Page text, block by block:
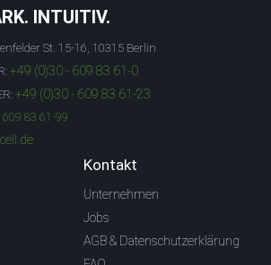
INTUITIV.
St. 15-16, 10315 Berlin
+49 (0)30 - 609 83 61-0
+49 (0)30 - 609 83 61-23
83 61-99
Kontakt
Unternehmen
Jobs
AGB & Datenschutzerklärung